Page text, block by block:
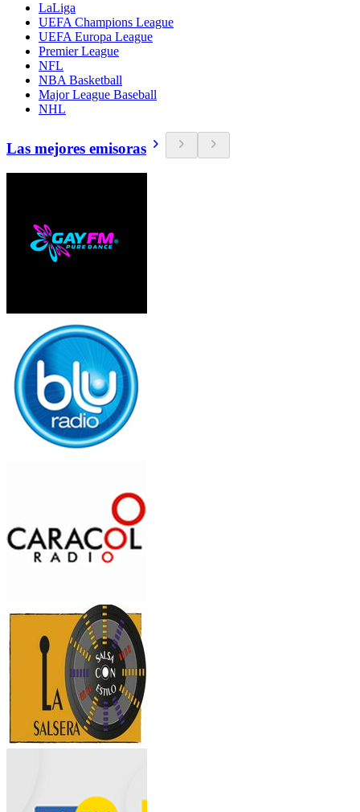
LaLiga
UEFA Champions League
UEFA Europa League
Premier League
NFL
NBA Basketball
Major League Baseball
NHL
Las mejores emisoras